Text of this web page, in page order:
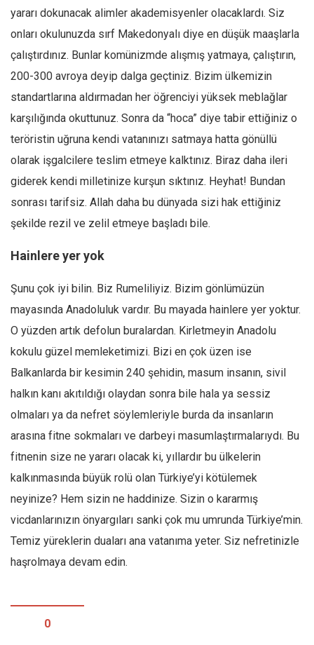
yararı dokunacak alimler akademisyenler olacaklardı. Siz
onları okulunuzda sırf Makedonyalı diye en düşük maaşlarla
çalıştırdınız. Bunlar komünizmde alışmış yatmaya, çalıştırın,
200-300 avroya deyip dalga geçtiniz. Bizim ülkemizin
standartlarına aldırmadan her öğrenciyi yüksek meblağlar
karşılığında okuttunuz. Sonra da “hoca” diye tabir ettiğiniz o
teröristin uğruna kendi vatanınızı satmaya hatta gönüllü
olarak işgalcilere teslim etmeye kalktınız. Biraz daha ileri
giderek kendi milletinize kurşun sıktınız. Heyhat! Bundan
sonrası tarifsiz. Allah daha bu dünyada sizi hak ettiğiniz
şekilde rezil ve zelil etmeye başladı bile.
Hainlere yer yok
Şunu çok iyi bilin. Biz Rumeliliyiz. Bizim gönlümüzün
mayasında Anadoluluk vardır. Bu mayada hainlere yer yoktur.
O yüzden artık defolun buralardan. Kirletmeyin Anadolu
kokulu güzel memleketimizi. Bizi en çok üzen ise
Balkanlarda bir kesimin 240 şehidin, masum insanın, sivil
halkın kanı akıtıldığı olaydan sonra bile hala ya sessiz
olmaları ya da nefret söylemleriyle burda da insanların
arasına fitne sokmaları ve darbeyi masumlaştırmalarıydı. Bu
fitnenin size ne yararı olacak ki, yıllardır bu ülkelerin
kalkınmasında büyük rolü olan Türkiye’yi kötülemek
neyinize? Hem sizin ne haddinize. Sizin o kararmış
vicdanlarınızın önyargıları sanki çok mu umrunda Türkiye’min.
Temiz yüreklerin duaları ana vatanıma yeter. Siz nefretinizle
haşrolmaya devam edin.
0